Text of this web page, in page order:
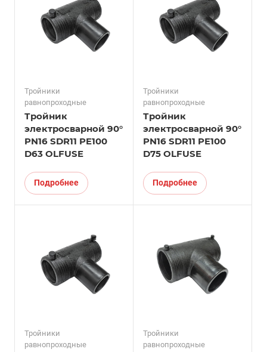
Тройники
равнопроходные
Тройник
электросварной 90°
PN16 SDR11 PE100
D63 OLFUSE
Подробнее
Тройники
равнопроходные
Тройник
электросварной 90°
PN16 SDR11 PE100
D75 OLFUSE
Подробнее
Тройники
равнопроходные
Тройники
равнопроходные